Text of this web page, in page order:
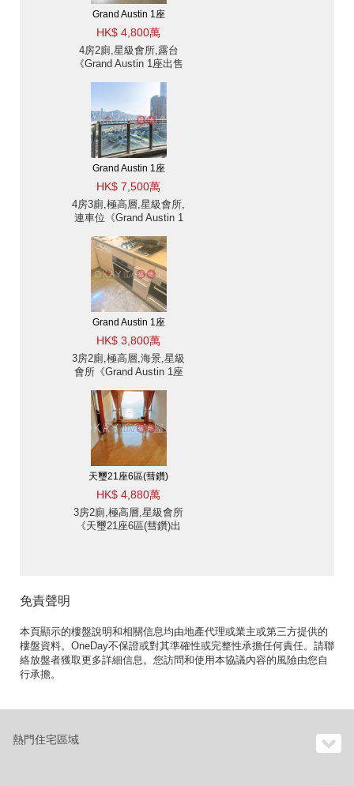
Grand Austin 1座
HK$ 4,800萬
4房2廁,星級會所,露台
《Grand Austin 1座出售
Grand Austin 1座
HK$ 7,500萬
4房3廁,極高層,星級會所,
連車位《Grand Austin 1
Grand Austin 1座
HK$ 3,800萬
3房2廁,極高層,海景,星級
會所《Grand Austin 1座
天璽21座6區(彗鑽)
HK$ 4,880萬
3房2廁,極高層,星級會所
《天璽21座6區(彗鑽)出
免責聲明
本頁顯示的樓盤說明和相關信息均由地產代理或業主或第三方提供的
樓盤資料。OneDay不保證或對其準確性或完整性承擔任何責任。請聯
絡放盤者獲取更多詳細信息。您訪問和使用本協議內容的風險由您自
行承擔。
熱門住宅區域